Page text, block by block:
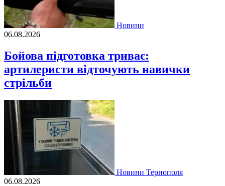
Новини
06.08.2026
Бойова підготовка триває:
артилеристи відточують навички
стрільби
Новини Тернополя
06.08.2026